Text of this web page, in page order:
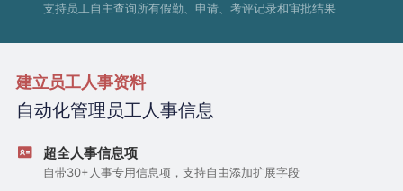
支持员工自主查询所有假勤、申请、考评记录和审批结果
建立员工人事资料
自动化管理员工人事信息
超全人事信息项
自带30+人事专用信息项，支持自由添加扩展字段